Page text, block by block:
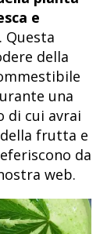
e
della
una
di cui avrai
frutta e
da
web.